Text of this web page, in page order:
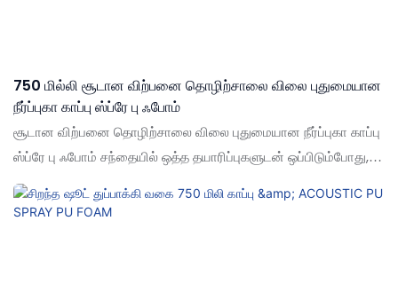
750 மில்லி சூடான விற்பனை தொழிற்சாலை விலை புதுமையான
நீர்ப்புகா காப்பு ஸ்ப்ரே பு ஃபோம்
சூடான விற்பனை தொழிற்சாலை விலை புதுமையான நீர்ப்புகா காப்பு
ஸ்ப்ரே பு ஃபோம் சந்தையில் ஒத்த தயாரிப்புகளுடன் ஒப்பிடும்போது,
இது செயல்திறன், தரம், தோற்றம் போன்றவற்றில் ஒப்பிடமுடியாத
சிறந்த நன்மைகளைக் கொண்டுள்ளது, மேலும் சந்தையில் ஒரு நல்ல